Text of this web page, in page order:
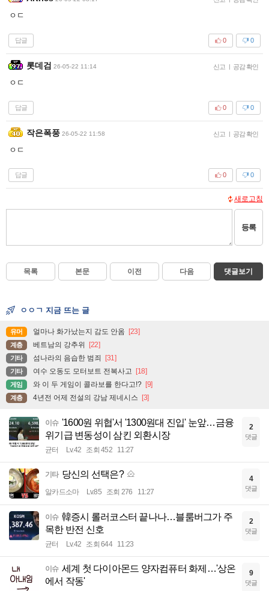
ㅇㄷ
답글 0
0
롯데검 26-05-22 11:14 신고 | 공감 확인
ㅇㄷ
답글 0
0
작은폭풍 26-05-22 11:58 신고 | 공감 확인
ㅇㄷ
답글 0
0
새로고침
등록
목록 본문 이전 다음 댓글보기
ㅇㅇㄱ 지금 뜨는 글
유머 얼마나 화가났는지 감도 안옴 [23]
계층 베트남의 강추위 [22]
기타 섬나라의 음습한 범죄 [31]
기타 여수 오동도 모터보트 전복사고 [18]
게임 와 이 두 게임이 콜라보를 한다고!? [9]
계층 4년전 어제 전설의 강남 제네시스 [3]
이슈 '1600원 위협'서 '1300원대 진입' 눈앞…금융
위기급 변동성이 삼킨 외환시장
균터 Lv.42 조회 452 11:27
2
댓글
기타 당신의 선택은?
알카드소마 Lv.85 조회 276 11:27
4
댓글
이슈 韓증시 롤러코스터 끝나나…블룸버그가 주
목한 반전 신호
균터 Lv.42 조회 644 11:23
2
댓글
이슈 세계 첫 다이아몬드 양자컴퓨터 화제…'상온
에서 작동'
9
댓글